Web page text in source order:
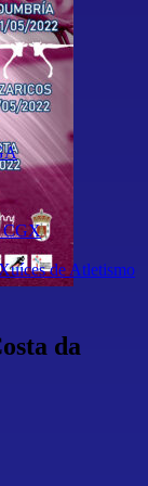
CGX
de Atletismo
da